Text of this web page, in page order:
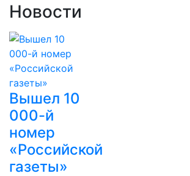
Новости
Вышел 10
000-й
номер
«Российской
газеты»